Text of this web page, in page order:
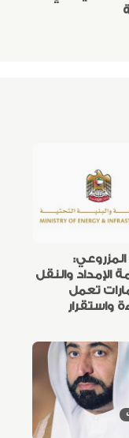
الإمداد والنقل
تعمل